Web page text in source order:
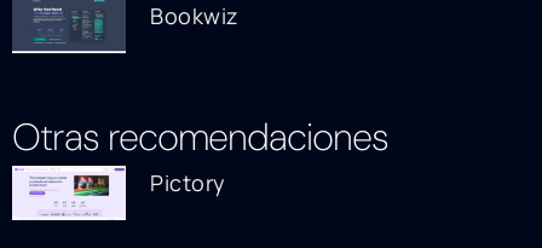
Bookwiz
Otras recomendaciones
Pictory